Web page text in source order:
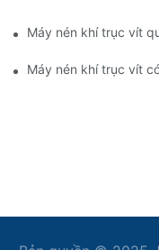
Máy nén khí trục vít
Máy nén khí trục vít